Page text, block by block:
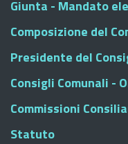
Giunta - Mandato
Composizione del
Presidente del
Consigli Comunali -
Commissioni
Statuto